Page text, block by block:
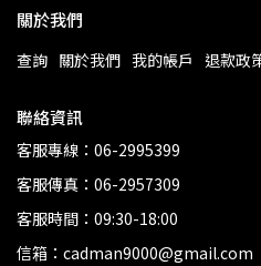
關於我們
查詢 關於我們 我的帳戶 退款政
聯絡資訊
客服專線：06-2995399
客服傳真：06-2957309
客服時間：09:30-18:00
信箱：cadman9000@gmail.com